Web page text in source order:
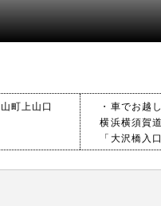
町上山口
・車でお越
横浜横須賀
「大沢橋入
・電車でお